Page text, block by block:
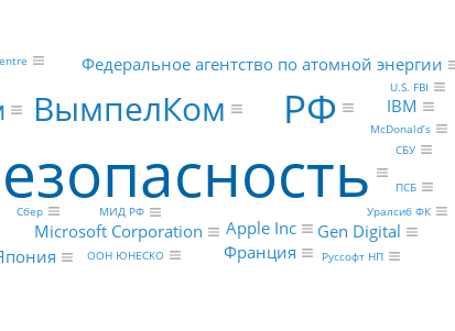
РФ
ВымпелКом
Microsoft Corporation Apple Inc Gen Digital
IBM
Федеральное агентство по атомной энергии
Франция
Сбер Уралсиб ФК
McDonald’s
ПСБ
МИД РФ
U.S. FBI
ООН ЮНЕСКО
СБУ
Руссофт НП